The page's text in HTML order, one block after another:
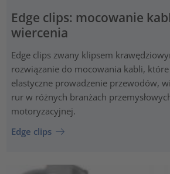
Edge clips: mocowanie
wiercenia
Edge clips zwany klipsem
rozwiązanie do mocowania kabli,
elastyczne prowadzenie przewodów,
rur w różnych branżach
motoryzacyjnej.
Edge clips